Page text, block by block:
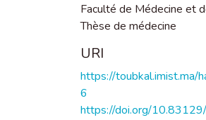
Faculté de Médecine et
Thèse de médecine
URI
https://
6
https://doi.org/